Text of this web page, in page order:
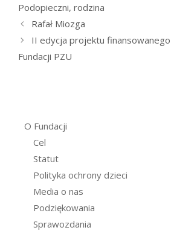
Podopieczni, rodzina
Rafał Miozga
II edycja projektu
Fundacji PZU
O Fundacji
Cel
Statut
Polityka ochrony dzieci
Media o nas
Podziękowania
Sprawozdania